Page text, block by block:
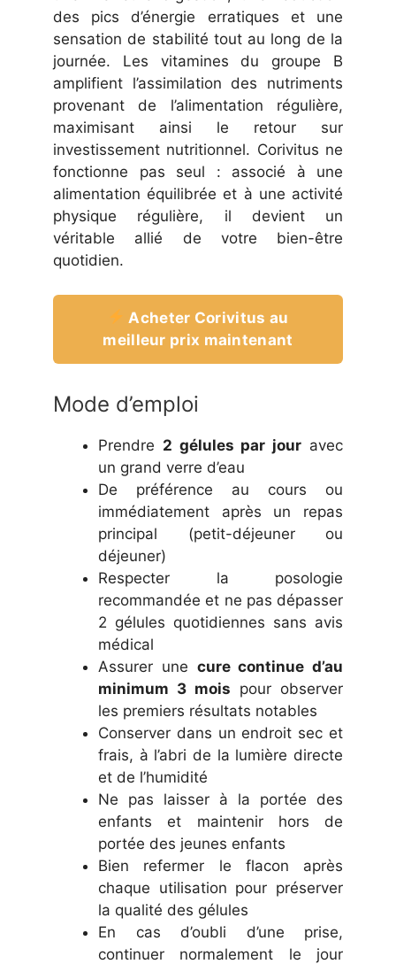
des pics d’énergie erratiques et une
sensation de stabilité tout au long de la
journée. Les vitamines du groupe B
amplifient l’assimilation des nutriments
provenant de l’alimentation régulière,
maximisant ainsi le retour sur
investissement nutritionnel. Corivitus ne
fonctionne pas seul : associé à une
alimentation équilibrée et à une activité
physique régulière, il devient un
véritable allié de votre bien-être
quotidien.
Acheter Corivitus au
meilleur prix maintenant
Mode d’emploi
Prendre 2 gélules par jour avec
un grand verre d’eau
De préférence au cours ou
immédiatement après un repas
principal (petit-déjeuner ou
déjeuner)
Respecter la posologie
recommandée et ne pas dépasser
2 gélules quotidiennes sans avis
médical
Assurer une cure continue d’au
minimum 3 mois pour observer
les premiers résultats notables
Conserver dans un endroit sec et
frais, à l’abri de la lumière directe
et de l’humidité
Ne pas laisser à la portée des
enfants et maintenir hors de
portée des jeunes enfants
Bien refermer le flacon après
chaque utilisation pour préserver
la qualité des gélules
En cas d’oubli d’une prise,
continuer normalement le jour